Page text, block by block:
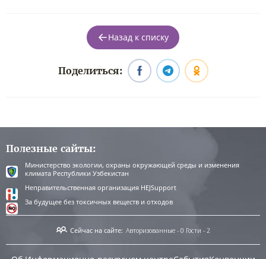
Назад к списку
Поделиться:
Полезные сайты:
Министерство экологии, охраны окружающей среды и изменения
климата Республики Узбекистан
Неправительственная организация HEJSupport
За будущее без токсичных веществ и отходов
Сейчас на сайте: Авторизованные - 0 Гости - 2